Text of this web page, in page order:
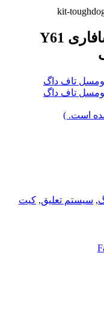
کیت ارتفاع دو اینچ نیسان سافاری Y61
است. )
, سیستم تعلیق, کیت